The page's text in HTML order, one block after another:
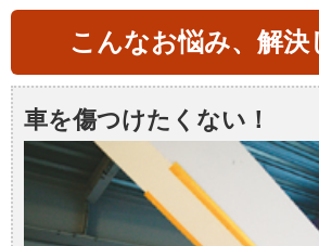
こんなお悩み、解決
車を傷つけたくない！